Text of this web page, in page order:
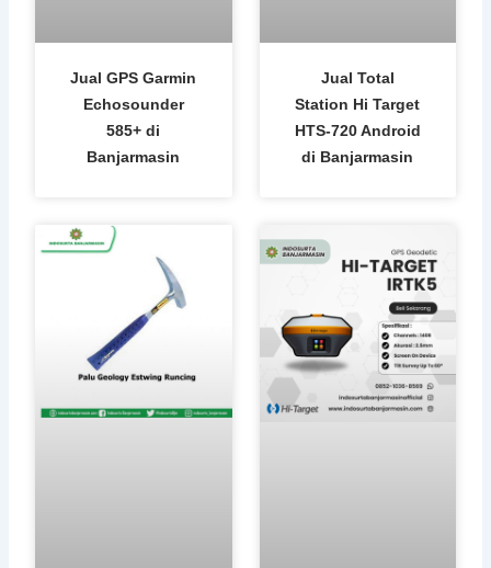
Jual GPS Garmin
Echosounder
585+ di
Banjarmasin
Jual Total
Station Hi Target
HTS-720 Android
di Banjarmasin